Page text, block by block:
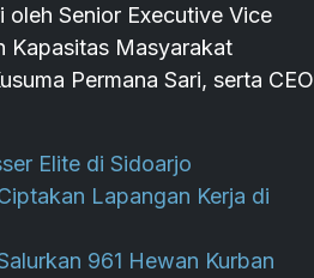
Senior Executive Vice
Kapasitas Masyarakat
Permana Sari, serta CEO
Elite di Sidoarjo
Lapangan Kerja di
961 Hewan Kurban